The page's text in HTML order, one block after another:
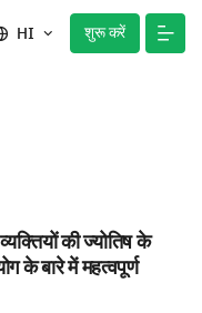
HI शुरू करें
की ज्योतिष के
के बारे में महत्वपूर्ण